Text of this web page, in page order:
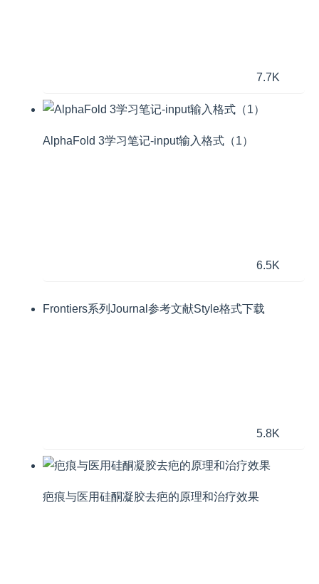
7.7K
AlphaFold 3学习笔记-input输入格式（1）
6.5K
Frontiers系列Journal参考文献Style格式下载
5.8K
疤痕与医用硅酮凝胶去疤的原理和治疗效果